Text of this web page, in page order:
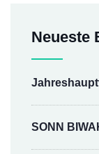
Neueste
SONN